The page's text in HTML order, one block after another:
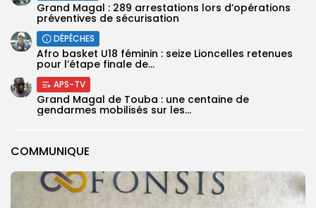
COMMUNIQUE
Grand Magal : 289 arrestations lors d’opérations
préventives de sécurisation
DÉPÊCHES
‎Afro basket U18 féminin : seize Lioncelles retenues
pour l’étape finale de...
APS-TV
Grand Magal de Touba : une centaine de
gendarmes mobilisés sur les...